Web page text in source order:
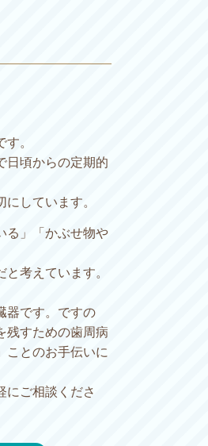
。
日頃からの定期的
しています。
る」「かぶせ物や
考えています。
器です。ですの
残すための歯周病
ことのお手伝いに
にご相談くださ